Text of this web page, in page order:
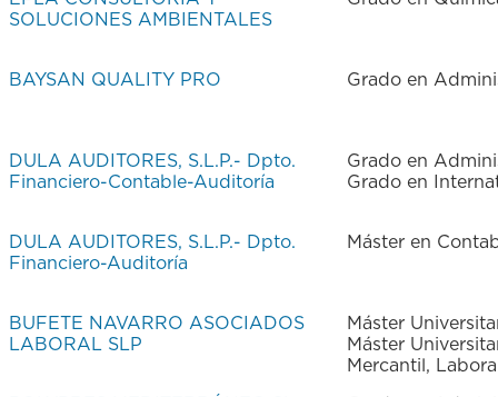
SOLUCIONES AMBIENTALES
BAYSAN QUALITY PRO Grado en
DULA AUDITORES, S.L.P.- Dpto.
Financiero-Contable-Auditoría
Grado en
Grado en
DULA AUDITORES, S.L.P.- Dpto.
Financiero-Auditoría
Máster en
BUFETE NAVARRO ASOCIADOS
LABORAL SLP
Máster
Máster
Mercantil,